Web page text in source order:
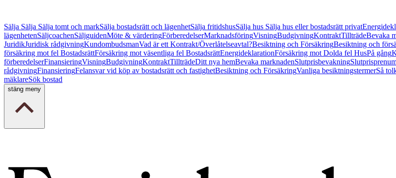
Sälja Sälja Sälja tomt och markSälja bostadsrätt och lägenhetSälja fritidshusSälja hus Sälja hus eller bostadsrätt privat
lägenhetenSäljcoachenSäljguidenMöte & värderingFörberedelserMarknadsföringVisningBudgivningKontraktTillträdeBevaka
JuridikJuridisk rådgivningKundombudsmanVad är ett Kontrakt/Överlåtelseavtal?Besiktning och FörsäkringBesiktning och
försäkring mot fel BostadsrättFörsäkring mot väsentliga fel BostadsrättEnergideklarationFörsäkring mot Dolda fel HusPå gång
förberedelserFinansieringVisningBudgivningKontraktTillträdeDitt nya hemBevaka marknadenSlutprisbevakning
rådgivningFinansieringFelansvar vid köp av bostadsrätt och fastighetBesiktning och FörsäkringVanliga besiktningstermerSå
mäklareSök bostad
stäng meny